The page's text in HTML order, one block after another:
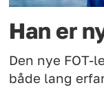
Han er
Den nye FOT-
både lang